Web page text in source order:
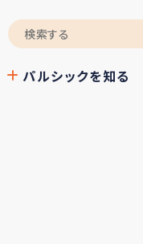
パルシックを知る